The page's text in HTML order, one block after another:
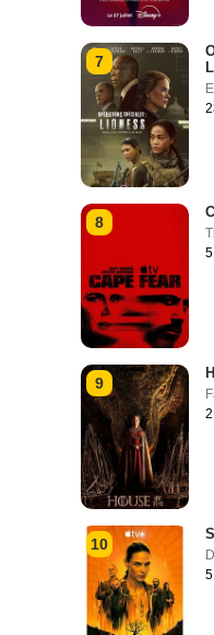
7
8
9
10